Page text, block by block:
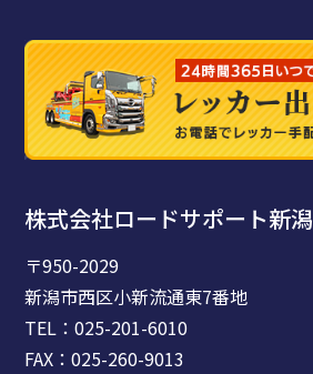
株式会社ロードサポート新潟
〒950-2029
新潟市西区小新流通東7番地
TEL：025-201-6010
FAX：025-260-9013